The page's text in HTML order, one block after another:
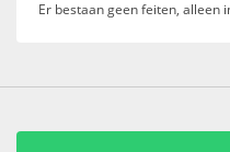
Er bestaan geen feiten, alleen